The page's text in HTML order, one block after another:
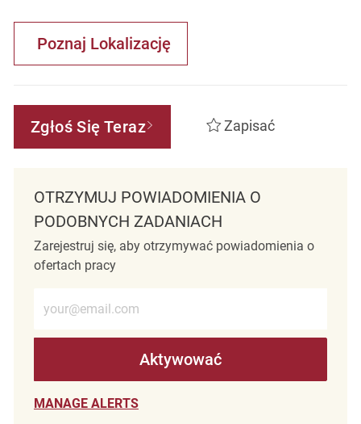
Poznaj Lokalizację
Zgłoś Się Teraz Zapisać
OTRZYMUJ POWIADOMIENIA O
PODOBNYCH ZADANIACH
Zarejestruj się, aby otrzymywać powiadomienia o
ofertach pracy
Aktywować
MANAGE ALERTS